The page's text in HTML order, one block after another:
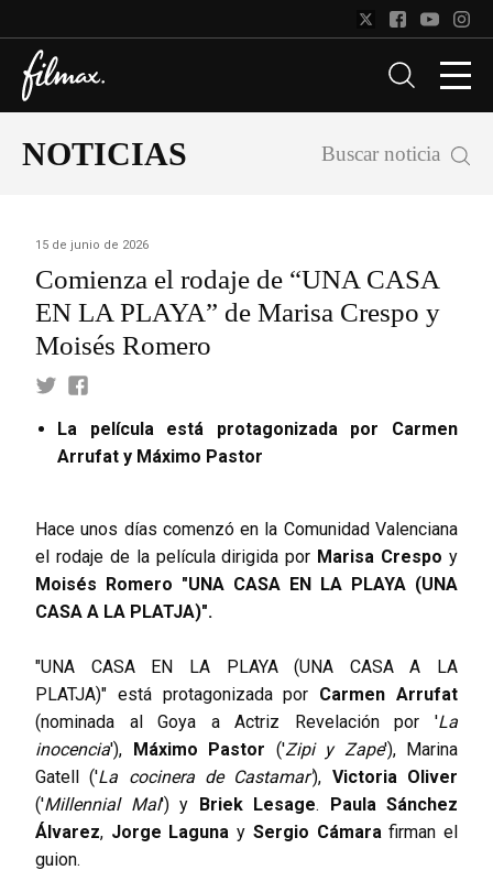
NOTICIAS Buscar noticia
15 de junio de 2026
Comienza el rodaje de “UNA CASA
EN LA PLAYA” de Marisa Crespo y
Moisés Romero
La película está protagonizada por Carmen
Arrufat y Máximo Pastor
Hace unos días comenzó en la Comunidad Valenciana
el rodaje de la película dirigida por Marisa Crespo y
Moisés Romero "UNA CASA EN LA PLAYA (UNA
CASA A LA PLATJA)".
"UNA CASA EN LA PLAYA (UNA CASA A LA
PLATJA)" está protagonizada por Carmen Arrufat
(nominada al Goya a Actriz Revelación por 'La
inocencia'), Máximo Pastor ('Zipi y Zape'), Marina
Gatell ('La cocinera de Castamar'), Victoria Oliver
('Millennial Mal') y Briek Lesage. Paula Sánchez
Álvarez, Jorge Laguna y Sergio Cámarafirman el
guion.